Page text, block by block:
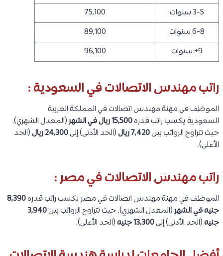
3-5 سنوات
75,100
6-8 سنوات
89,100
9+ سنوات
96,100
راتب مهندس الاتصالات في السعودية :
الموظف في مهنة مهندس اتصالات في المملكة العربية
السعودية يكسب راتب قدره15,500 ريال في الشهر(المعدل الشهري).
حيث تتراوح الرواتب بين7,420 ريال (الحد الأدنى) إلى24,300 ريال
(الحد
الأعلى).
راتب مهندس الاتصالات في مصر :
الموظف في مهنة مهندس اتصالات في مصر يكسب راتب قدره8,390
جنيهفي الشهر(المعدل الشهري). حيث تتراوح الرواتب بين3,940
جنيه(الحد الأدنى) إلى13,300 جنيه (الحد الأعلى).